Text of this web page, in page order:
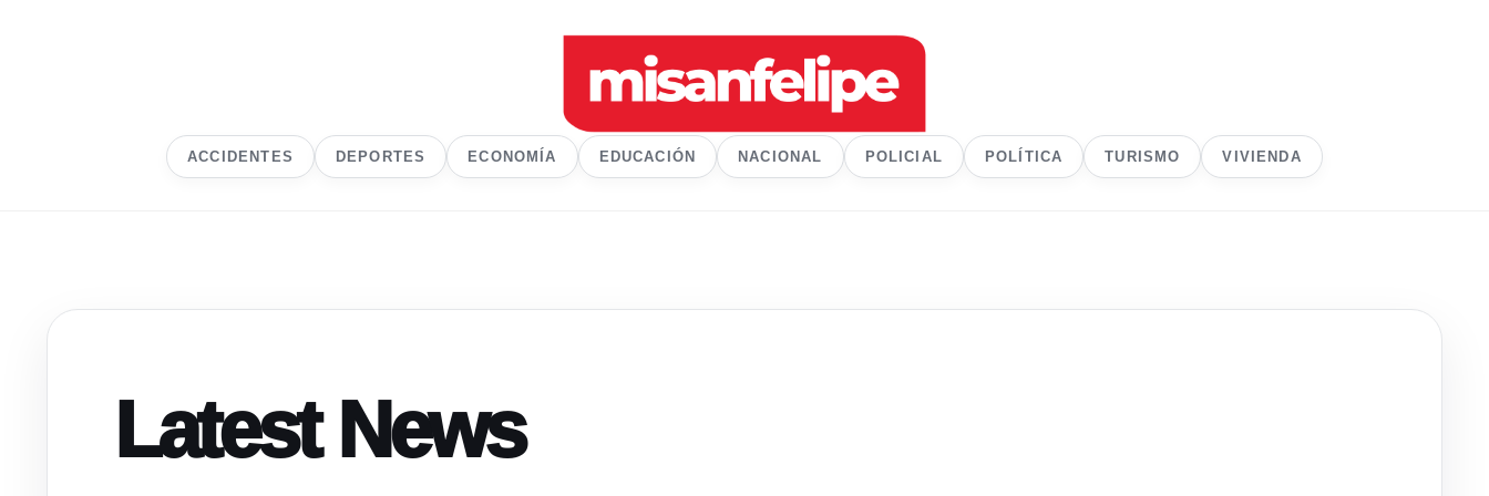
ACCIDENTES DEPORTES ECONOMÍA EDUCACIÓN NACIONAL POLICIAL POLÍTICA TURISMO VIVIENDA
Latest News